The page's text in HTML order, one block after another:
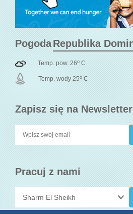
Zapisz się na Newsletter
Pracuj z nami
Pogoda
Temp. pow. 26o C
Temp. wody 25o C